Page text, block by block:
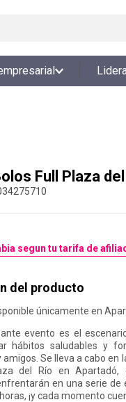
Full Plaza
segun tu tarifa de
del producto
únicamente en
evento es el
hábitos saludables y
Se lleva a cabo en
del Río en
en una serie de
¡y cada momento